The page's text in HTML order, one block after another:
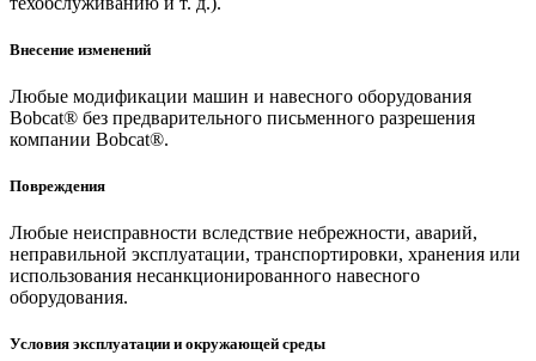
Внесение изменений
Любые модификации машин и навесного оборудования
Bobcat® без предварительного письменного разрешения
компании Bobcat®.
Повреждения
Любые неисправности вследствие небрежности, аварий,
неправильной эксплуатации, транспортировки, хранения или
использования несанкционированного навесного
оборудования.
Условия эксплуатации и окружающей среды